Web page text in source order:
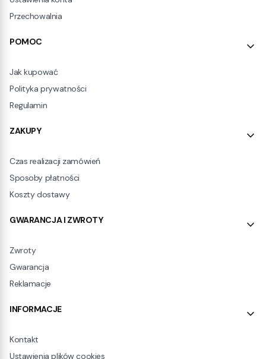
Przechowalnia
POMOC
Jak kupować
Polityka prywatności
Regulamin
ZAKUPY
Czas realizacji zamówień
Sposoby płatności
Koszty dostawy
GWARANCJA I ZWROTY
Zwroty
Gwarancja
Reklamacje
INFORMACJE
Kontakt
Ustawienia plików cookies